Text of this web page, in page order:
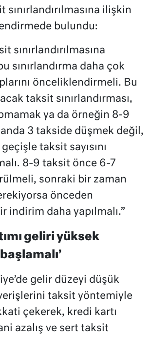
sınırlandırılmasına ilişkin
bulundu:
sınırlandırılmasına
sınırlandırma daha çok
önceliklendirmeli. Bu
taksit sınırlandırması,
ya da örneğin 8-9
3 takside düşmek değil,
taksit sayısını
8-9 taksit önce 6-7
sonraki bir zaman
önceden
indirim daha yapılmalı.”
geliri yüksek
gelir düzeyi düşük
taksit yöntemiyle
çekerek, kredi kartı
azalış ve sert taksit